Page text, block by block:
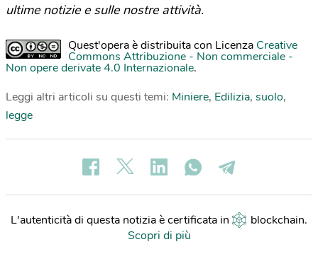
ultime notizie e sulle nostre attività.
Quest'opera è distribuita con Licenza Creative
Commons Attribuzione - Non commerciale -
Non opere derivate 4.0 Internazionale.
Leggi altri articoli su questi temi: Miniere, Edilizia, suolo,
legge
L'autenticità di questa notizia è certificata in blockchain.
Scopri di più